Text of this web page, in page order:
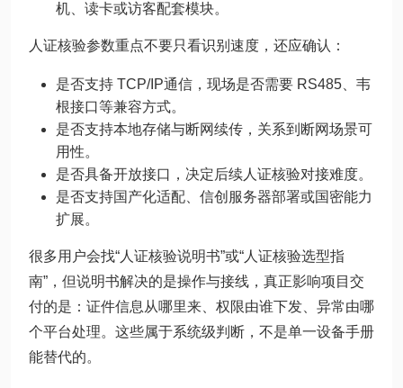
机、读卡或访客配套模块。
人证核验参数重点不要只看识别速度，还应确认：
是否支持 TCP/IP通信，现场是否需要 RS485、韦
根接口等兼容方式。
是否支持本地存储与断网续传，关系到断网场景可
用性。
是否具备开放接口，决定后续人证核验对接难度。
是否支持国产化适配、信创服务器部署或国密能力
扩展。
很多用户会找“人证核验说明书”或“人证核验选型指
南”，但说明书解决的是操作与接线，真正影响项目交
付的是：证件信息从哪里来、权限由谁下发、异常由哪
个平台处理。这些属于系统级判断，不是单一设备手册
能替代的。